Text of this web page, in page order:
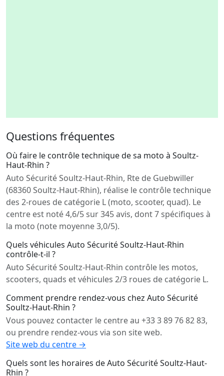
Questions fréquentes
Où faire le contrôle technique de sa moto à Soultz-
Haut-Rhin ?
Auto Sécurité Soultz-Haut-Rhin, Rte de Guebwiller
(68360 Soultz-Haut-Rhin), réalise le contrôle technique
des 2-roues de catégorie L (moto, scooter, quad). Le
centre est noté 4,6/5 sur 345 avis, dont 7 spécifiques à
la moto (note moyenne 3,0/5).
Quels véhicules Auto Sécurité Soultz-Haut-Rhin
contrôle-t-il ?
Auto Sécurité Soultz-Haut-Rhin contrôle les motos,
scooters, quads et véhicules 2/3 roues de catégorie L.
Comment prendre rendez-vous chez Auto Sécurité
Soultz-Haut-Rhin ?
Vous pouvez contacter le centre au +33 3 89 76 82 83,
ou prendre rendez-vous via son site web.
Site web du centre →
Quels sont les horaires de Auto Sécurité Soultz-Haut-
Rhin ?